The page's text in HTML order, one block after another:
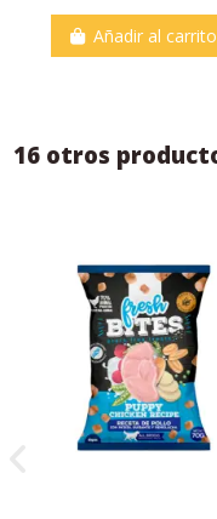
Añadir al carrito
16 otros